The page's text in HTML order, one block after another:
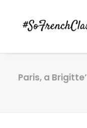
Paris, a